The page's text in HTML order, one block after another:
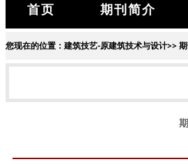
首页 期刊简介
您现在的位置： 建筑技艺-原建筑技术与设计>>